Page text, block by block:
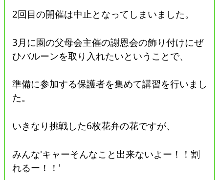
2回目の開催は中止となってしまいました。
3月に園の父母会主催の謝恩会の飾り付けにぜ
ひバルーンを取り入れたいということで、
準備に参加する保護者を集めて講習を行いまし
た。
いきなり挑戦した6枚花弁の花ですが、
みんな'キャーそんなこと出来ないよー！！割
れるー！！'